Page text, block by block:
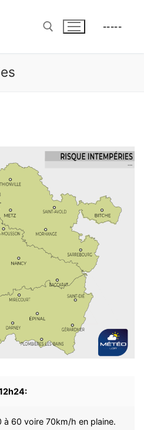
-----
à 60 voire 70km/h en plaine.